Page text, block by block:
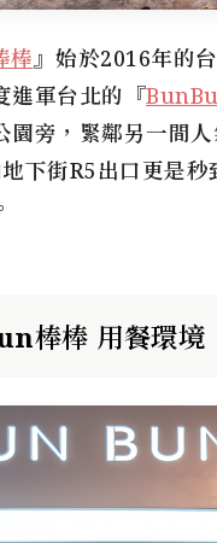
棒』始於2016年的
進軍台北的『
園旁，緊鄰另一間
下街R5出口更是
棒棒 用餐環境